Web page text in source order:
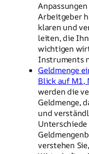
Arbeitgeber
klaren und
leiten, die
wichtigen
Instruments
Geldmenge
Blick auf M1,
werden die
Geldmenge,
und
verstehen